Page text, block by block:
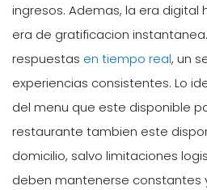
ingresos. Ademas, la era digital
era de gratificacion
respuestas en tiempo real, un
experiencias consistentes. Lo
del menu que este disponible
restaurante tambien este
domicilio, salvo limitaciones
deben mantenerse constantes